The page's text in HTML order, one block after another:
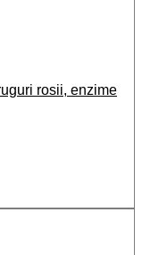
rosii, enzime